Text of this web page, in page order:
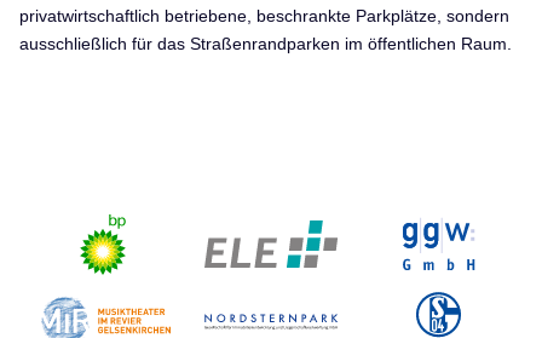
privatwirtschaftlich betriebene, beschrankte Parkplätze, sondern
ausschließlich für das Straßenrandparken im öffentlichen Raum.